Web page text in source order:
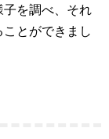
子を調べ、それ
とができまし